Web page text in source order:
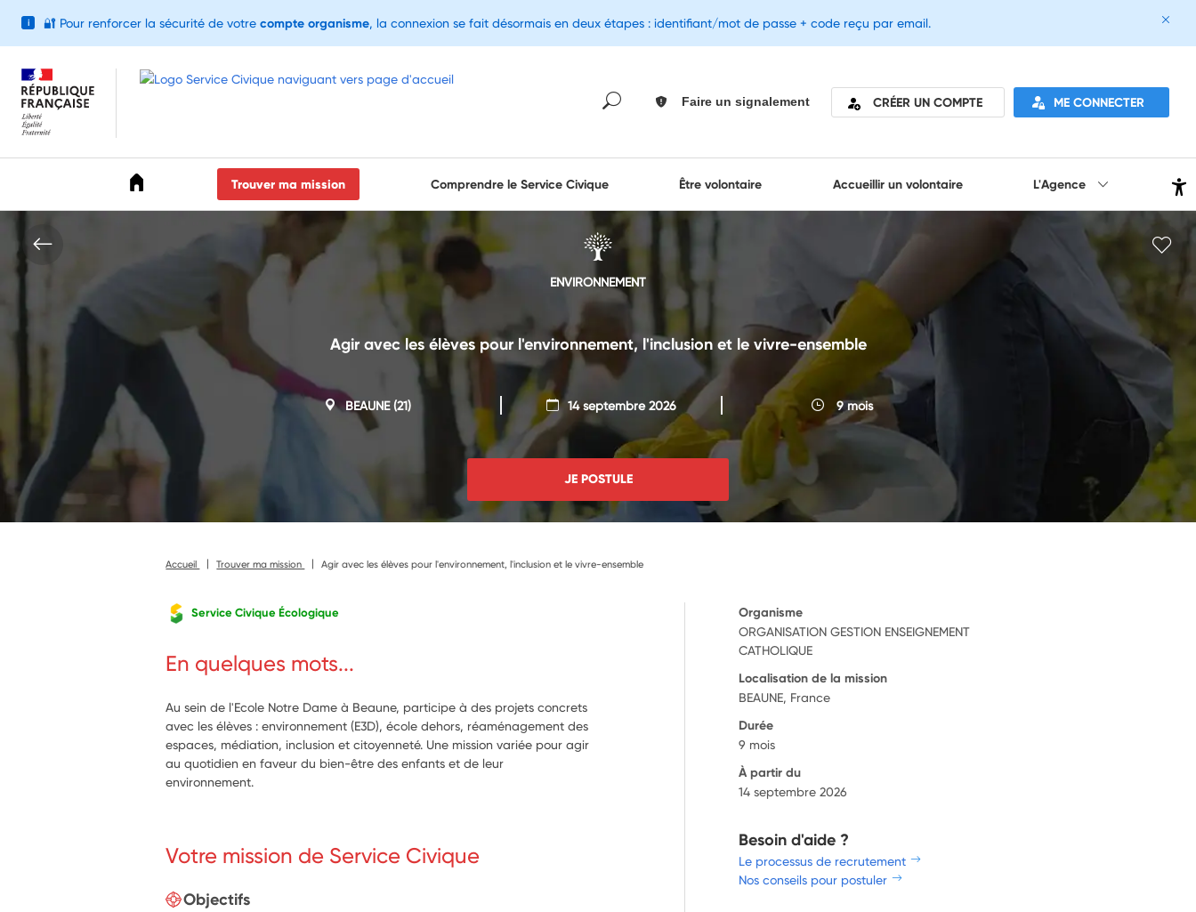
Faire un signalement CRÉER UN COMPTE ME CONNECTER
Trouver ma mission Comprendre le Service Civique Être volontaire Accueillir un volontaire L'Agence
ENVIRONNEMENT
Agir avec les élèves pour l'environnement, l'inclusion et le vivre-ensemble
BEAUNE(21) 14 septembre 2026 9 mois
JE POSTULE
Accueil Trouver ma mission Agir avec les élèves pour l'environnement, l'inclusion et le vivre-ensemble
Service Civique Écologique
En quelques mots...
Au sein de l'Ecole Notre Dame à Beaune, participe à des projets concrets
avec les élèves : environnement (E3D), école dehors, réaménagement des
espaces, médiation, inclusion et citoyenneté. Une mission variée pour agir
au quotidien en faveur du bien-être des enfants et de leur
environnement.
Votre mission de Service Civique
Objectifs
Organisme
ORGANISATION GESTION ENSEIGNEMENT
CATHOLIQUE
Localisation de la mission
BEAUNE, France
Durée
9 mois
À partir du
14 septembre 2026
Besoin d'aide ?
Le processus de recrutement
Nos conseils pour postuler
i 🔐 Pour renforcer la sécurité de votre compte organisme, la connexion se fait désormais en deux étapes : identifiant/mot de passe + code reçu par email.